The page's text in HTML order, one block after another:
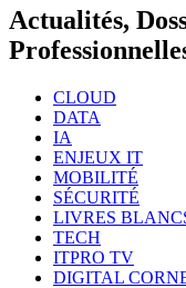
Actualités,
CLOUD
DATA
IA
ENJEUX IT
MOBILITÉ
SÉCURITÉ
LIVRES
TECH
ITPRO TV
DIGITAL